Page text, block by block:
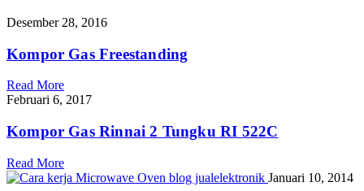
Desember 28, 2016
Kompor Gas Freestanding
Read More
Februari 6, 2017
Kompor Gas Rinnai 2 Tungku RI 522C
Read More
Januari 10, 2014